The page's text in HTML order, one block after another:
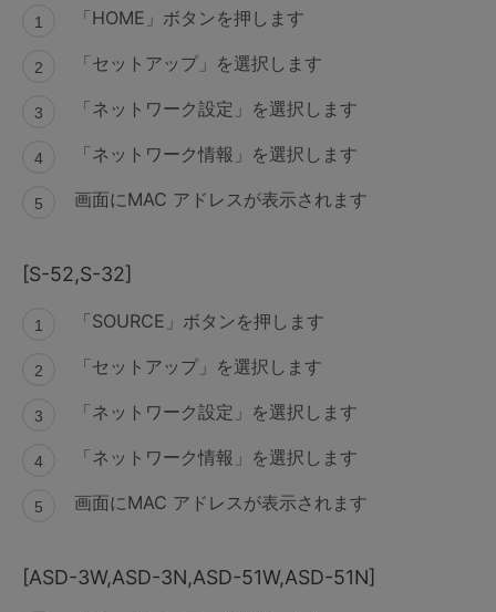
「HOME」ボタンを押します
「セットアップ」を選択します
「ネットワーク設定」を選択します
「ネットワーク情報」を選択します
画面にMAC アドレスが表示されます
[S-52,S-32]
「SOURCE」ボタンを押します
「セットアップ」を選択します
「ネットワーク設定」を選択します
「ネットワーク情報」を選択します
画面にMAC アドレスが表示されます
[ASD-3W,ASD-3N,ASD-51W,ASD-51N]